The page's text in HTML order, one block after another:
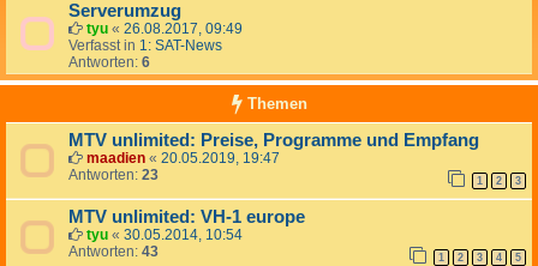
Serverumzug
tyu « 26.08.2017, 09:49
Verfasst in 1: SAT-News
Antworten: 6
Themen
MTV unlimited: Preise, Programme und Empfang
maadien « 20.05.2019, 19:47
Antworten: 23 1 2 3
MTV unlimited: VH-1 europe
tyu « 30.05.2014, 10:54
Antworten: 43 1 2 3 4 5